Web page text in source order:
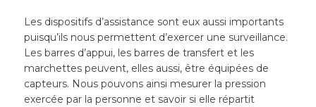
Les dispositifs d’assistance sont eux aussi importants
puisqu’ils nous permettent d’exercer une surveillance.
Les barres d’appui, les barres de transfert et les
marchettes peuvent, elles aussi, être équipées de
capteurs. Nous pouvons ainsi mesurer la pression
exercée par la personne et savoir si elle répartit